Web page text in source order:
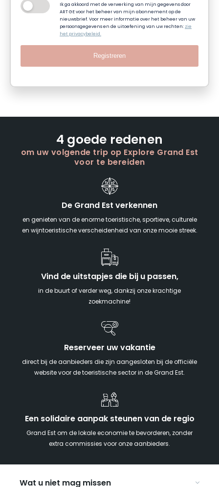
Ik ga akkoord met de verwerking van mijn gegevens door
ART GE voor het beheer van mijn abonnement op de
nieuwsbrief. Voor meer informatie over het beheer van uw
persoonsgegevens en de uitoefening van uw rechten: zie
het privacybeleid.
Registreren
4 goede redenen
om uw volgende trip op Explore Grand Est
voor te bereiden
De Grand Est verkennen
en genieten van de enorme toeristische, sportieve, culturele
en wijntoeristische verscheidenheid van onze mooie streek.
Vind de uitstapjes die bij u passen,
in de buurt of verder weg, dankzij onze krachtige
zoekmachine!
Reserveer uw vakantie
direct bij de aanbieders die zijn aangesloten bij de officiële
website voor de toeristische sector in de Grand Est.
Een solidaire aanpak steunen van de regio
Grand Est om de lokale economie te bevorderen, zonder
extra commissies voor onze aanbieders.
Wat u niet mag missen